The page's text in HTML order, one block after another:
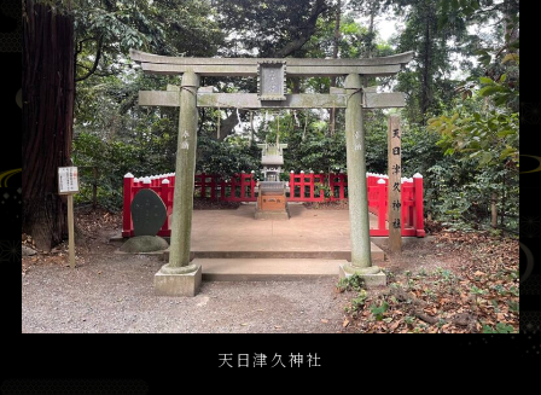
天日津久神社